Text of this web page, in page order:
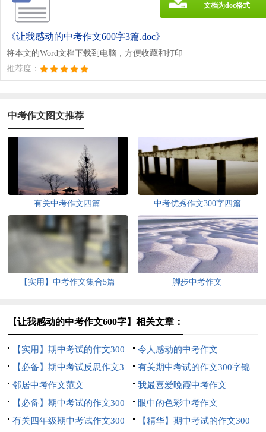
《让我感动的中考作文600字3篇.doc》
将本文的Word文档下载到电脑，方便收藏和打印
推荐度：
文档为doc格式
中考作文图文推荐
有关中考作文四篇 中考优秀作文300字四篇
【实用】中考作文集合5篇 脚步中考作文
【让我感动的中考作文600字】相关文章：
【实用】期中考试的作文300
字集合五篇
令人感动的中考作文
【必备】期中考试反思作文3
篇
有关期中考试的作文300字锦
集七篇
邻居中考作文范文
我最喜爱晚霞中考作文
【必备】期中考试的作文300
字集合六篇
眼中的色彩中考作文
有关四年级期中考试作文300
【精华】期中考试的作文300